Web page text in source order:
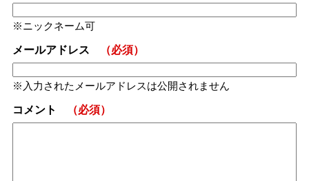
ニックネーム可
メールアドレス （必須）
入力されたメールアドレスは公開されません
コメント （必須）